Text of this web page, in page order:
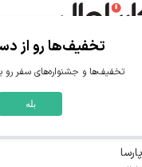
شهرگردی
تخفیف‌ها رو از
تخفیف‌ها و جشنواره‌های سفر رو
بله